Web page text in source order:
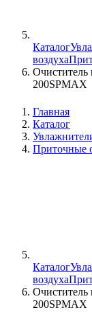
Каталог
воздуха
200SPMAX
Главная
Каталог
Приточные
Каталог
воздуха
200SPMAX